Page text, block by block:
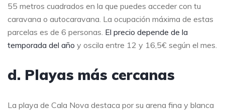
55 metros cuadrados en la que puedes acceder con tu
caravana o autocaravana. La ocupación máxima de estas
parcelas es de 6 personas. El precio depende de la
temporada del año y oscila entre 12 y 16,5€ según el mes.
d. Playas más cercanas
La playa de Cala Nova destaca por su arena fina y blanca